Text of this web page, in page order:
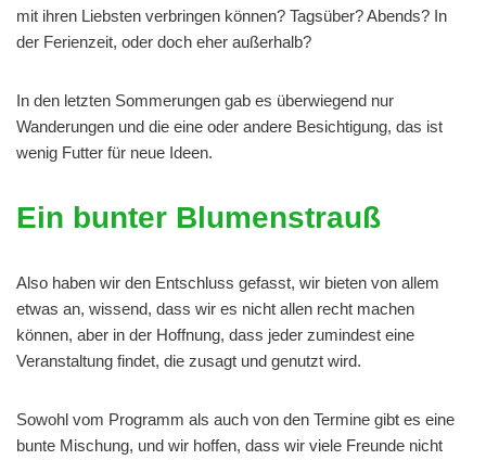
mit ihren Liebsten verbringen können? Tagsüber? Abends? In
der Ferienzeit, oder doch eher außerhalb?
In den letzten Sommerungen gab es überwiegend nur
Wanderungen und die eine oder andere Besichtigung, das ist
wenig Futter für neue Ideen.
Ein bunter Blumenstrauß
Also haben wir den Entschluss gefasst, wir bieten von allem
etwas an, wissend, dass wir es nicht allen recht machen
können, aber in der Hoffnung, dass jeder zumindest eine
Veranstaltung findet, die zusagt und genutzt wird.
Sowohl vom Programm als auch von den Termine gibt es eine
bunte Mischung, und wir hoffen, dass wir viele Freunde nicht